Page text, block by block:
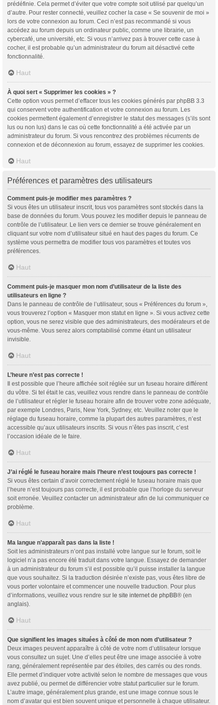
prédéfinie. Cela permet d’éviter que votre compte soit utilisé par quelqu’un
d’autre. Pour rester connecté, veuillez cocher la case « Se souvenir de moi »
lors de votre connexion au forum. Ceci n’est pas recommandé si vous
accédez au forum depuis un ordinateur public, comme une librairie, un
cybercafé, une université, etc. Si vous n’arrivez pas à trouver cette case à
cocher, il est probable qu’un administrateur du forum ait désactivé cette
fonctionnalité.
Haut
À quoi sert « Supprimer les cookies » ?
Cette option vous permet d’effacer tous les cookies générés par phpBB 3.3
qui conservent votre authentification et votre connexion au forum. Les
cookies permettent également d’enregistrer le statut des messages (s’ils sont
lus ou non lus) dans le cas où cette fonctionnalité a été activée par un
administrateur du forum. Si vous rencontrez des problèmes récurrents de
connexion et de déconnexion au forum, essayez de supprimer les cookies.
Haut
Préférences et paramètres des utilisateurs
Comment puis-je modifier mes paramètres ?
Si vous êtes un utilisateur inscrit, tous vos paramètres sont stockés dans la
base de données du forum. Vous pouvez les modifier depuis le panneau de
contrôle de l’utilisateur. Le lien vers ce dernier se trouve généralement en
cliquant sur votre nom d’utilisateur situé en haut des pages du forum. Ce
système vous permettra de modifier tous vos paramètres et toutes vos
préférences.
Haut
Comment puis-je masquer mon nom d’utilisateur de la liste des
utilisateurs en ligne ?
Dans le panneau de contrôle de l’utilisateur, sous « Préférences du forum »,
vous trouverez l’option « Masquer mon statut en ligne ». Si vous activez cette
option, vous ne serez visible que des administrateurs, des modérateurs et de
vous-même. Vous serez alors comptabilisé comme étant un utilisateur
invisible.
Haut
L’heure n’est pas correcte !
Il est possible que l’heure affichée soit réglée sur un fuseau horaire différent
du vôtre. Si tel était le cas, veuillez vous rendre dans le panneau de contrôle
de l’utilisateur et régler le fuseau horaire afin de trouver votre zone adéquate,
par exemple Londres, Paris, New York, Sydney, etc. Veuillez noter que le
réglage du fuseau horaire, comme la plupart des autres paramètres, n’est
accessible qu’aux utilisateurs inscrits. Si vous n’êtes pas inscrit, c’est
l’occasion idéale de le faire.
Haut
J’ai réglé le fuseau horaire mais l’heure n’est toujours pas correcte !
Si vous êtes certain d’avoir correctement réglé le fuseau horaire mais que
l’heure n’est toujours pas correcte, il est probable que l’horloge du serveur
soit erronée. Veuillez contacter un administrateur afin de lui communiquer ce
problème.
Haut
Ma langue n’apparaît pas dans la liste !
Soit les administrateurs n’ont pas installé votre langue sur le forum, soit le
logiciel n’a pas encore été traduit dans votre langue. Essayez de demander
à un administrateur du forum s’il est possible qu’il puisse installer la langue
que vous souhaitez. Si la traduction désirée n’existe pas, vous êtes libre de
vous porter volontaire et commencer une nouvelle traduction. Pour plus
d’informations, veuillez vous rendre sur le site internet de phpBB® (en
anglais).
Haut
Que signifient les images situées à côté de mon nom d’utilisateur ?
Deux images peuvent apparaître à côté de votre nom d’utilisateur lorsque
vous consultez un sujet. Une d’elles peut être une image associée à votre
rang, généralement représentée par des étoiles, des carrés ou des ronds.
Elle permet d’indiquer votre activité selon le nombre de messages que vous
avez publié, ou permet de différencier votre statut particulier sur le forum.
L’autre image, généralement plus grande, est une image connue sous le
nom d’avatar qui est bien souvent unique et personnelle à chaque utilisateur.